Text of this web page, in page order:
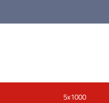
5x1000